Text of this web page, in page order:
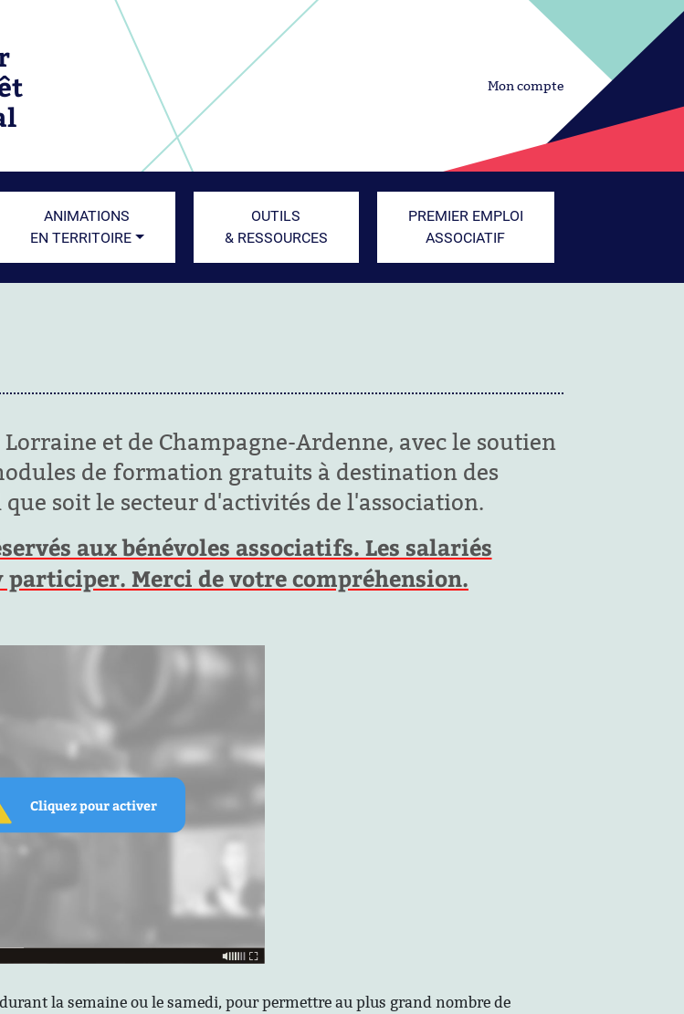
Mon compte
ANIMATIONS
EN TERRITOIRE
OUTILS
& RESSOURCES
PREMIER EMPLOI
ASSOCIATIF
et de Champagne-Ardenne, avec le soutien
de formation gratuits à destination des
soit le secteur d'activités de l'association.
aux bénévoles associatifs. Les salariés
participer. Merci de votre compréhension.
la semaine ou le samedi, pour permettre au plus grand nombre de